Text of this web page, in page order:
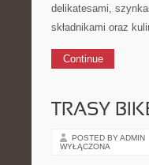
delikatesami,
składnikami oraz
Continue
TRASY
POSTED BY ADMIN
WYŁĄCZONA